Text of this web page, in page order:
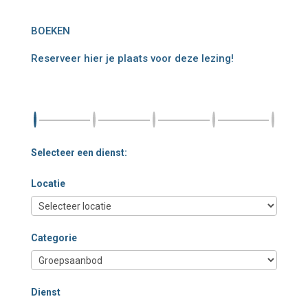
BOEKEN
Reserveer hier je plaats voor deze lezing!
Selecteer een dienst:
Locatie
Categorie
Dienst